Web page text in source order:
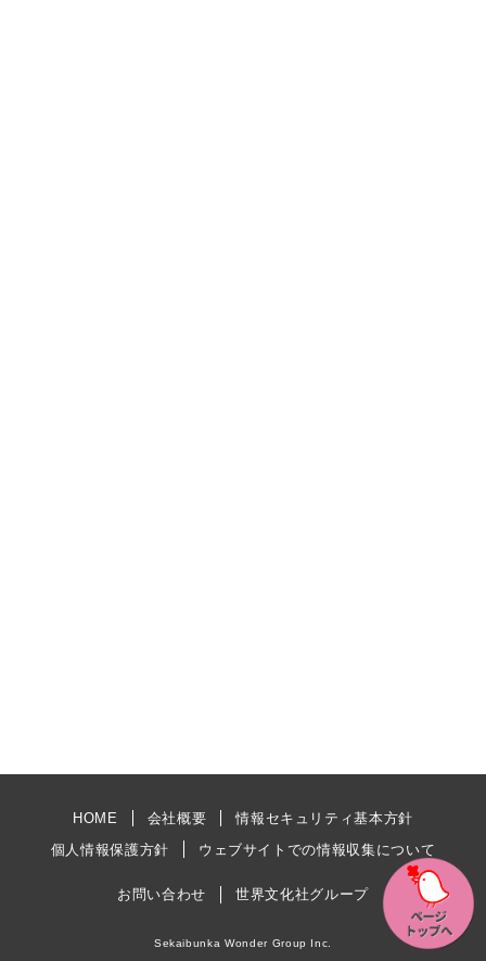
HOME 会社概要
情報セキュリティ基本方針
個人情報保護方針
ウェブサイトでの情報収集について
お問い合わせ 世界文化社グループ
Sekaibunka Wonder Group Inc.